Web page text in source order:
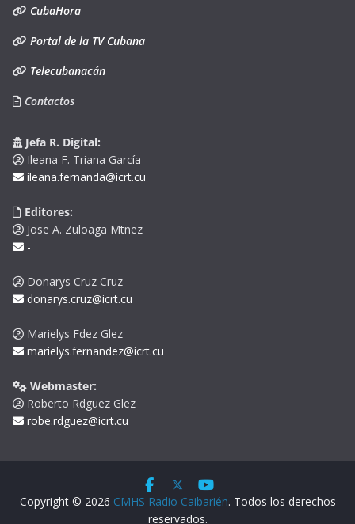
CubaHora
Portal de la TV Cubana
Telecubanacán
Contactos
Jefa R. Digital:
Ileana F. Triana García
ileana.fernanda@icrt.cu
Editores:
Jose A. Zuloaga Mtnez
-
Donarys Cruz Cruz
donarys.cruz@icrt.cu
Marielys Fdez Glez
marielys.fernandez@icrt.cu
Webmaster:
Roberto Rdguez Glez
robe.rdguez@icrt.cu
Copyright © 2026 CMHS Radio Caibarién. Todos los derechos
reservados.